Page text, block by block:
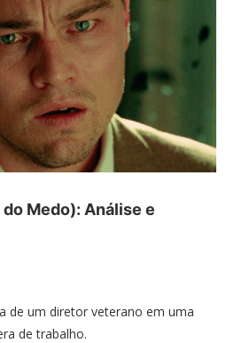
Medo): Análise e
de um diretor veterano em uma
de trabalho.